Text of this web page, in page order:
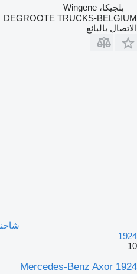
بلجيكا، Wingene
DEGROOTE TRUCKS-BELGIUM
الاتصال بالبائع
1924
10
Mercedes-Benz Axor 1924